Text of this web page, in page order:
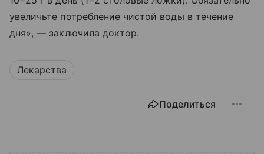
увеличьте потребление чистой воды в течение
дня», — заключила доктор.
Лекарства
Поделиться